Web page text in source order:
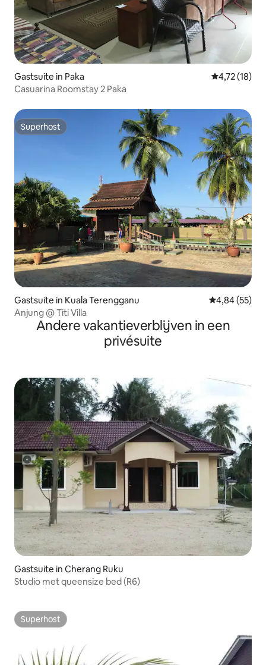
Gastsuite in Paka Gemiddelde
4,72 (18)
Casuarina Roomstay 2 Paka
Superhost
Superhost
Gastsuite in Kuala Terengganu Gemiddelde
4,84 (55)
Anjung @ Titi Villa
Andere vakantieverblijven in een
privésuite
Gastsuite in Cherang Ruku
Studio met queensize bed (R6)
Superhost
Superhost